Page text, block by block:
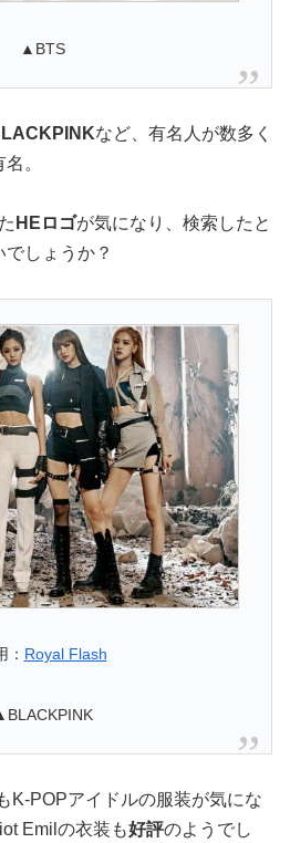
▲BTS
など、有名人が数多く
。
HEロゴが気になり、検索したと
しょうか？
： Royal Flash
K-POPアイドルの服装が気にな
Emilの衣装も好評のようでし